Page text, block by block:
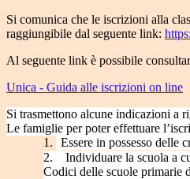
Si comunica che le iscrizioni alla
raggiungibile dal seguente link:
Al seguente link è possibile
Unica - Guida alle iscrizioni on line
Si trasmettono alcune indicazioni a
Le famiglie per poter effettuare
1.
Essere in possesso
2.
Individuare la scuola a
Codici delle scuole primarie